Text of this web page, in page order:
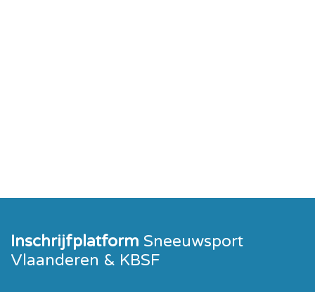
Inschrijfplatform Sneeuwsport
Vlaanderen & KBSF